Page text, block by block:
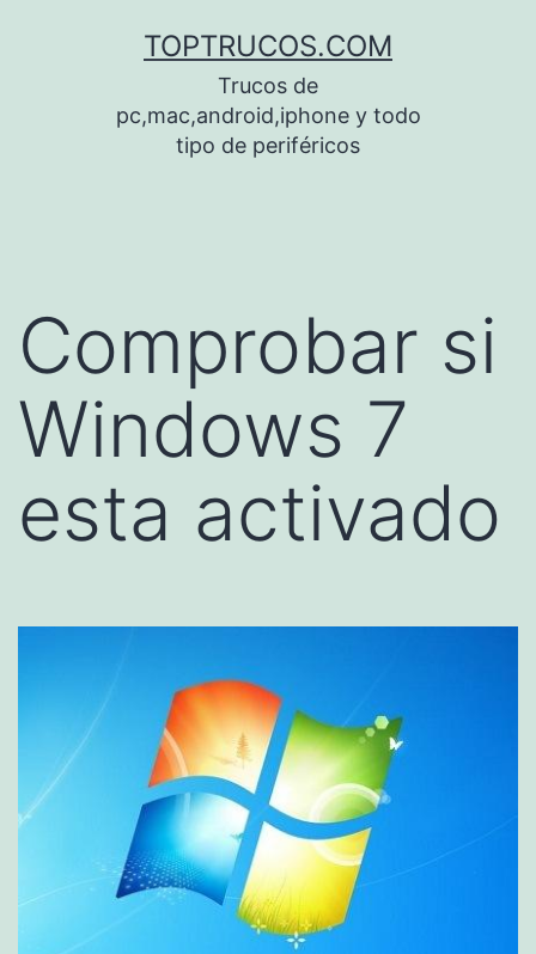
TOPTRUCOS.COM
Trucos de
pc,mac,android,iphone y todo
tipo de periféricos
Comprobar si
Windows 7
esta activado